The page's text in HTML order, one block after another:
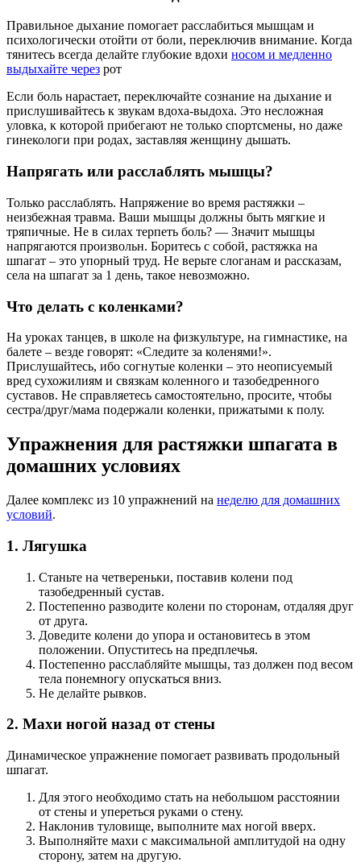
Правильное дыхание помогает расслабиться мышцам и
психологически отойти от боли, переключив внимание. Когда
тянитесь всегда делайте глубокие вдохи носом и медленно
выдыхайте через рот
Если боль нарастает, переключайте сознание на дыхание и
прислушивайтесь к звукам вдоха-выдоха. Это несложная
уловка, к которой прибегают не только спортсмены, но даже
гинекологи при родах, заставляя женщину дышать.
Напрягать или расслаблять мышцы?
Только расслаблять. Напряжение во время растяжки –
неизбежная травма. Ваши мышцы должны быть мягкие и
тряпичные. Не в силах терпеть боль? — Значит мышцы
напрягаются произвольн. Боритесь с собой, растяжка на
шпагат – это упорный труд. Не верьте слоганам и рассказам,
села на шпагат за 1 день, такое невозможно.
Что делать с коленками?
На уроках танцев, в школе на физкультуре, на гимнастике, на
балете – везде говорят: «Следите за коленями!».
Прислушайтесь, ибо согнутые коленки – это неописуемый
вред сухожилиям и связкам коленного и тазобедренного
суставов. Не справляетесь самостоятельно, просите, чтобы
сестра/друг/мама подержали коленки, прижатыми к полу.
Упражнения для растяжки шпагата в
домашних условиях
Далее комплекс из 10 упражнений на неделю для домашних
условий.
1. Лягушка
Станьте на четвереньки, поставив колени под
тазобедренный сустав.
Постепенно разводите колени по сторонам, отдаляя друг
от друга.
Доведите колени до упора и остановитесь в этом
положении. Опуститесь на предплечья.
Постепенно расслабляйте мышцы, таз должен под весом
тела понемногу опускаться вниз.
Не делайте рывков.
2. Махи ногой назад от стены
Динамическое упражнение помогает развивать продольный
шпагат.
Для этого необходимо стать на небольшом расстоянии
от стены и упереться руками о стену.
Наклонив туловище, выполните мах ногой вверх.
Выполняйте махи с максимальной амплитудой на одну
сторону, затем на другую.